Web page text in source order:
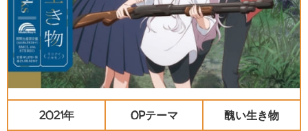
2021年 OPテーマ 醜い生き物